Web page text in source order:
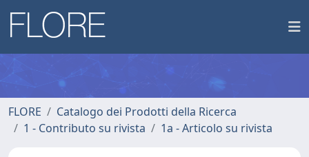
FLORE
Catalogo dei Prodotti della Ricerca
1 - Contributo su rivista
1a - Articolo su rivista